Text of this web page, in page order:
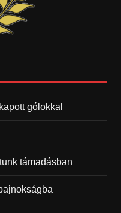
gólokkal
támadásban